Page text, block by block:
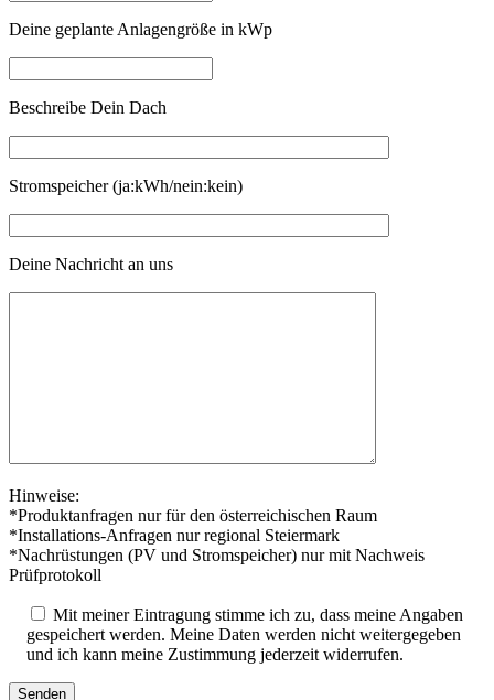
Deine geplante Anlagengröße in kWp
Beschreibe Dein Dach
Stromspeicher (ja:kWh/nein:kein)
Deine Nachricht an uns
Hinweise:
*Produktanfragen nur für den österreichischen Raum
*Installations-Anfragen nur regional Steiermark
*Nachrüstungen (PV und Stromspeicher) nur mit Nachweis
Prüfprotokoll
Mit meiner Eintragung stimme ich zu, dass meine Angaben
gespeichert werden. Meine Daten werden nicht weitergegeben
und ich kann meine Zustimmung jederzeit widerrufen.